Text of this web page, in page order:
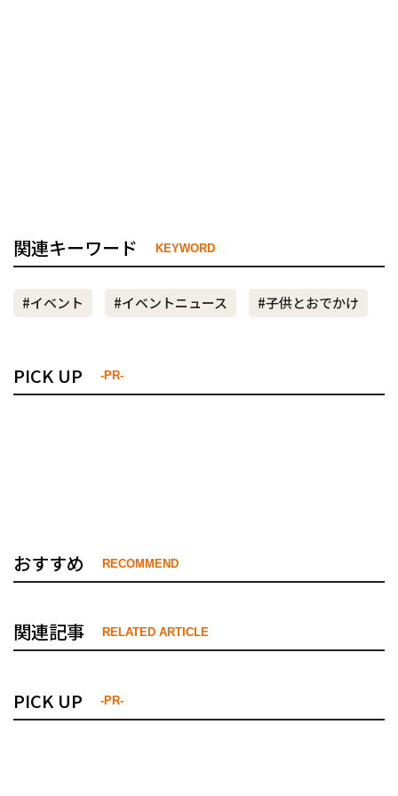
関連キーワード KEYWORD
#イベント #イベントニュース #子供とおでかけ
PICK UP -PR-
おすすめ RECOMMEND
関連記事 RELATED ARTICLE
PICK UP -PR-